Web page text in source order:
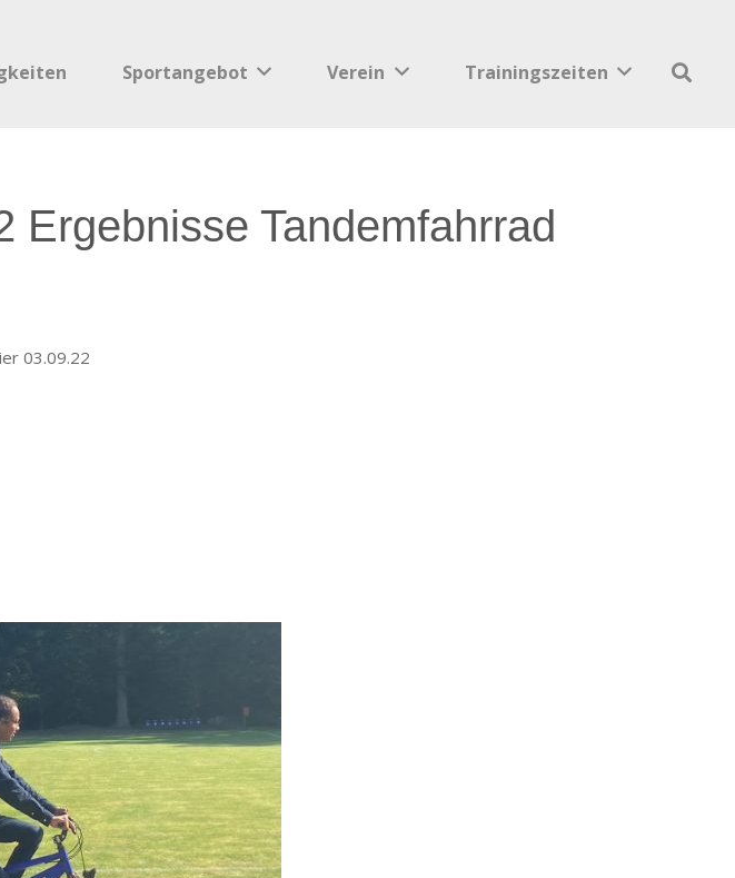
Sportangebot Verein Trainingszeiten
Ergebnisse Tandemfahrrad
03.09.22